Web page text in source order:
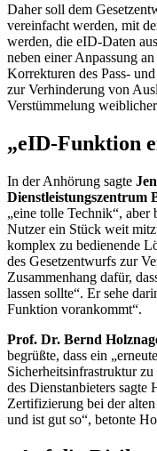
Daher soll dem
vereinfacht werden, mit
werden, die eID-Daten
neben einer Anpassung
Korrekturen des Pass-
zur Verhinderung von
Verstümmelung
„eID-Funktion
In der Anhörung sagte
Dienstleistungszentrum
„eine tolle Technik“, aber
Nutzer ein Stück weit
komplex zu bedienende
des Gesetzentwurfs zur
Zusammenhang dafür,
lassen sollte“. Er sehe
Funktion vorankommt“.
Prof. Dr. Bernd
begrüßte, dass ein
Sicherheitsinfrastruktur
des Dienstanbieters sagte
Zertifizierung bei der
und ist gut so“, betonte